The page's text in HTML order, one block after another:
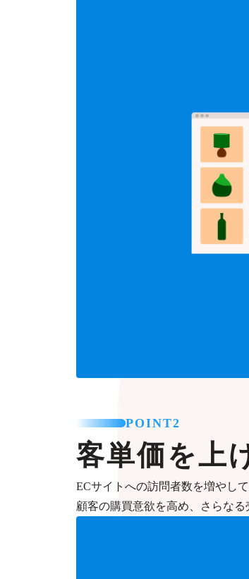
POINT2
客単価を上
ECサイトへの訪問者数を増やし
顧客の購買意欲を高め、さらな